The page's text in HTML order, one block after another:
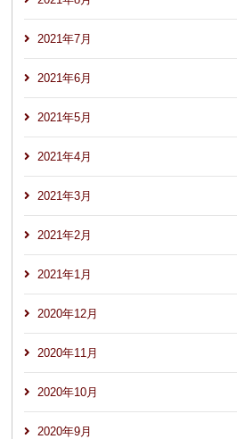
2021年7月
2021年6月
2021年5月
2021年4月
2021年3月
2021年2月
2021年1月
2020年12月
2020年11月
2020年10月
2020年9月